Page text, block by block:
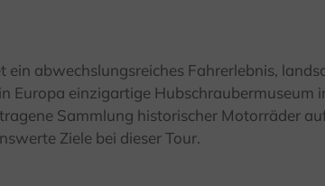
ein abwechslungsreiches Fahrerlebnis,
Europa einzigartige Hubschraubermuseum
Sammlung historischer Motorräder
Ziele bei dieser Tour.